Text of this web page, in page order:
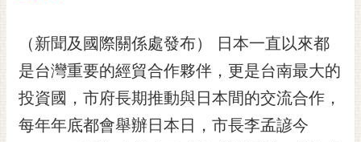
市府團隊
主題服務
市政資訊
（新聞及國際關係處發布） 日本一直以來都
是台灣重要的經貿合作夥伴，更是台南最大的
投資國，市府長期推動與日本間的交流合作，
每年年底都會舉辦日本日，市長李孟諺今